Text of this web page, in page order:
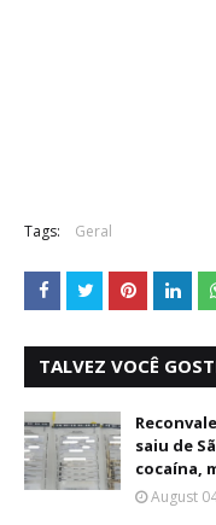
Tags: Geral
TALVEZ VOCÊ
saiu de
cocaína,
August